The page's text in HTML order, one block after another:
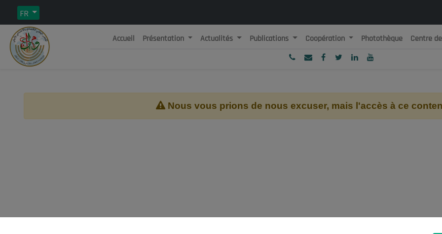
FR
République Algérienne Démocratique et Populaire
Accueil Présentation Actualités Publications Coopération Photothèque Centre
Nous vous prions de nous excuser, mais l'accès à ce